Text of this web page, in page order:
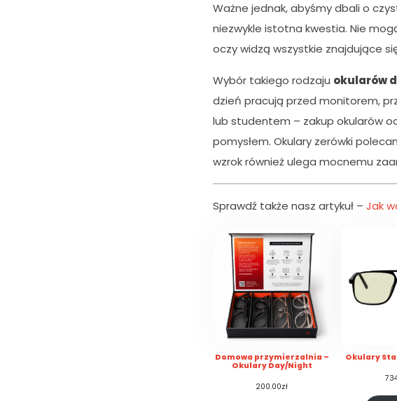
Ważne jednak, abyśmy dbali o
niezwykle istotna kwestia. Nie
oczy widzą wszystkie znajdujące
Wybór takiego rodzaju okularów
dzień pracują przed monitorem,
lub studentem – zakup okularów
pomysłem. Okulary zerówki
wzrok również ulega mocnemu
Sprawdź także nasz artykuł – Jak
Domowa przymierzalnia –
Okulary Day/Night
200.00zł
Okulary